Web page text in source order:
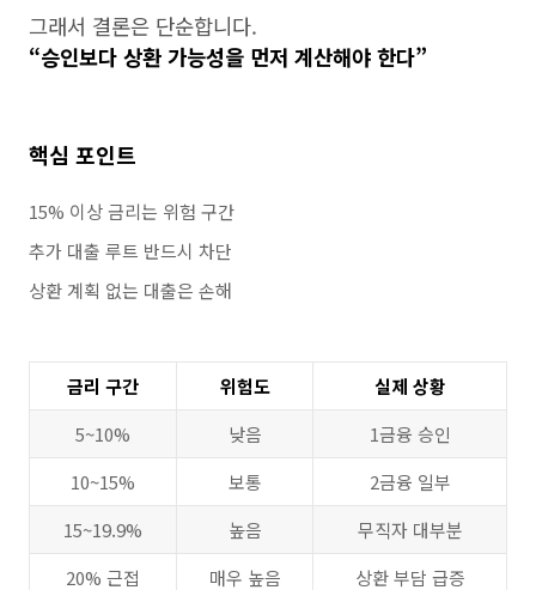
그래서 결론은 단순합니다.
“승인보다 상환 가능성을 먼저 계산해야 한다”
핵심 포인트
15% 이상 금리는 위험 구간
추가 대출 루트 반드시 차단
상환 계획 없는 대출은 손해
금리 구간 위험도
실제 상황
5~10%
낮음
1금융 승인
10~15%
보통
2금융 일부
15~19.9%
높음
무직자 대부분
20% 근접
매우 높음 상환 부담 급증